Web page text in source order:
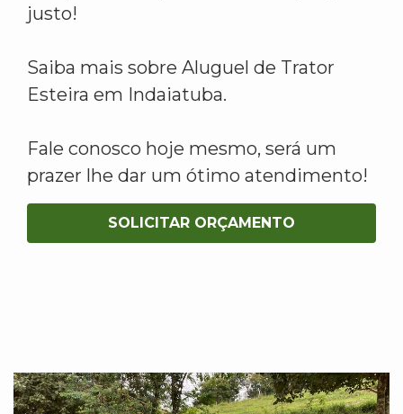
justo!
Saiba mais sobre Aluguel de Trator
Esteira em Indaiatuba.
Fale conosco hoje mesmo, será um
prazer lhe dar um ótimo atendimento!
SOLICITAR ORÇAMENTO